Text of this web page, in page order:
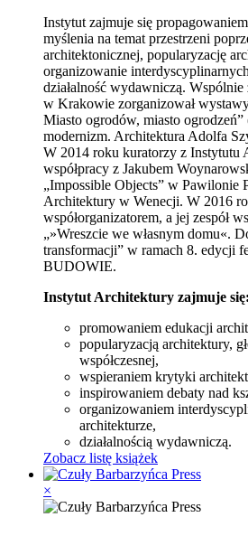
Instytut zajmuje się
myślenia na temat przestrzeni
architektonicznej, popularyzację
organizowanie
działalność wydawniczą.
w Krakowie zorganizował
Miasto ogrodów, miasto ogrodzeń”
modernizm. Architektura Adolfa
W 2014 roku kuratorzy z Instytutu
współpracy z Jakubem
„Impossible Objects” w Pawilonie
Architektury w Wenecji. W 2016
współorganizatorem, a jej zespół
„»Wreszcie we własnym domu«.
transformacji” w ramach 8. edycji
BUDOWIE.
Instytut Architektury zajmuje się:
promowaniem edukacji
popularyzacją architektury,
współczesnej,
wspieraniem krytyki
inspirowaniem debaty nad
organizowaniem
architekturze,
działalnością wydawniczą.
Zobacz listę książek
×